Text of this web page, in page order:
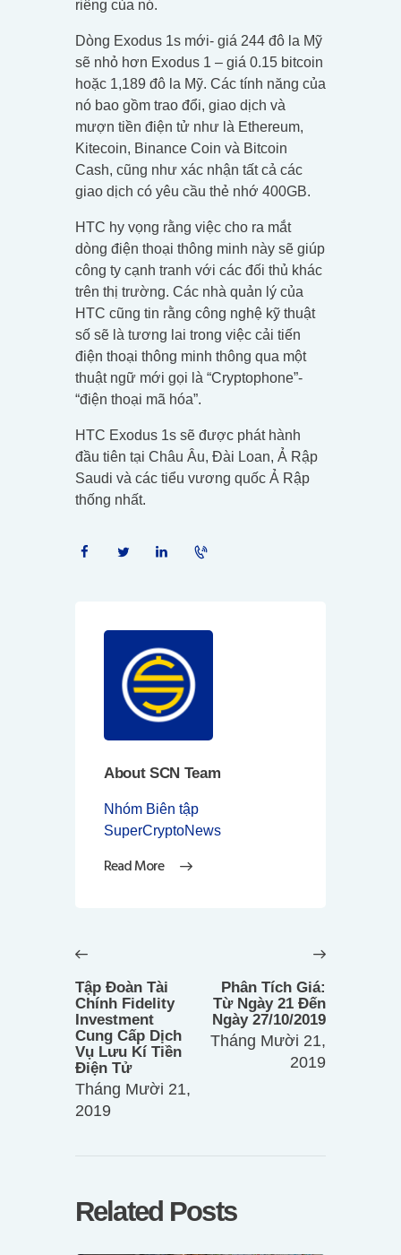
riêng của nó.
Dòng Exodus 1s mới- giá 244 đô la Mỹ
sẽ nhỏ hơn Exodus 1 – giá 0.15 bitcoin
hoặc 1,189 đô la Mỹ. Các tính năng của
nó bao gồm trao đổi, giao dịch và
mượn tiền điện tử như là Ethereum,
Kitecoin, Binance Coin và Bitcoin
Cash, cũng như xác nhận tất cả các
giao dịch có yêu cầu thẻ nhớ 400GB.
HTC hy vọng rằng việc cho ra mắt
dòng điện thoại thông minh này sẽ giúp
công ty cạnh tranh với các đối thủ khác
trên thị trường. Các nhà quản lý của
HTC cũng tin rằng công nghệ kỹ thuật
số sẽ là tương lai trong việc cải tiến
điện thoại thông minh thông qua một
thuật ngữ mới gọi là “Cryptophone”-
“điện thoại mã hóa”.
HTC Exodus 1s sẽ được phát hành
đầu tiên tại Châu Âu, Đài Loan, Ả Rập
Saudi và các tiểu vương quốc Ả Rập
thống nhất.
About SCN Team
Nhóm Biên tập
SuperCryptoNews
Read More
hướng
bài
viết
post:
Tập Đoàn Tài
Chính Fidelity
Investment
Cung Cấp Dịch
Vụ Lưu Kí Tiền
Điện Tử
Tháng Mười 21,
2019
Phân Tích Giá:
Từ Ngày 21 Đến
Ngày 27/10/2019
Tháng Mười 21,
2019
Related Posts